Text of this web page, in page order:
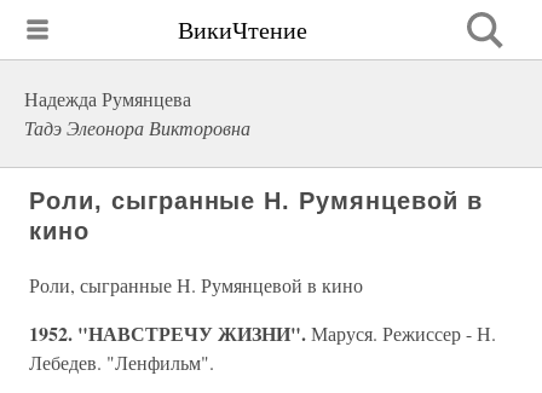
ВикиЧтение
Надежда Румянцева
Тадэ Элеонора Викторовна
Роли, сыгранные Н. Румянцевой в
кино
Роли, сыгранные Н. Румянцевой в кино
1952. "НАВСТРЕЧУ ЖИЗНИ".Маруся. Режиссер - Н.
Лебедев. "Ленфильм".